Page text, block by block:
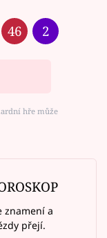
46 2
hře může
znamení a
přejí.